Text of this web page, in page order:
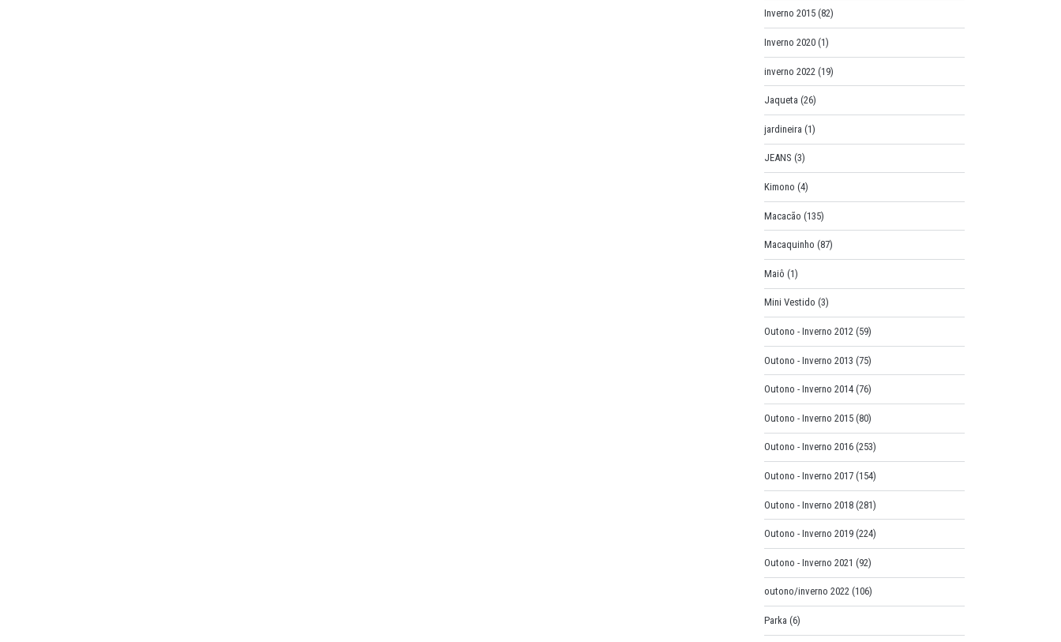
Inverno 2015 (82)
Inverno 2020 (1)
inverno 2022 (19)
Jaqueta (26)
jardineira (1)
JEANS (3)
Kimono (4)
Macacão (135)
Macaquinho (87)
Maiô (1)
Mini Vestido (3)
Outono - Inverno 2012 (59)
Outono - Inverno 2013 (75)
Outono - Inverno 2014 (76)
Outono - Inverno 2015 (80)
Outono - Inverno 2016 (253)
Outono - Inverno 2017 (154)
Outono - Inverno 2018 (281)
Outono - Inverno 2019 (224)
Outono - Inverno 2021 (92)
outono/inverno 2022 (106)
Parka (6)